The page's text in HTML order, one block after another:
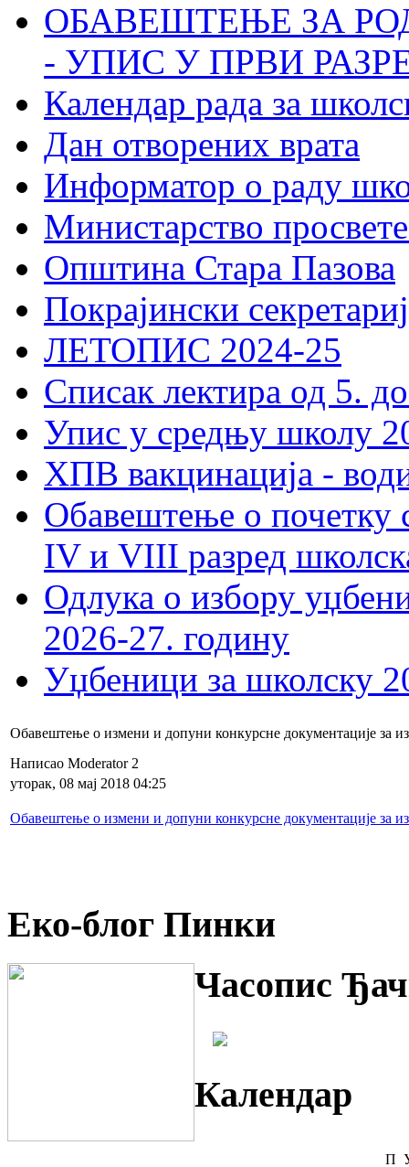
ОБАВЕШТЕЊЕ ЗА
- УПИС У ПРВИ
Календар рада за
Дан отворених врата
Информатор о раду
Министарство
Општина Стара Пазова
Покрајински
ЛЕТОПИС 2024-25
Списак лектира од 5.
Упис у средњу школу
ХПВ вакцинација -
Обавештење о почетку
IV и VIII разред
Одлука о избору
2026-27. годину
Уџбеници за школску
Обавештење о измени и допуни конкурсне документације за
Написао Moderator 2
уторак, 08 мај 2018 04:25
Обавештење о измени и допуни конкурсне документације за
Еко-блог Пинки
Часопис
Календар
П